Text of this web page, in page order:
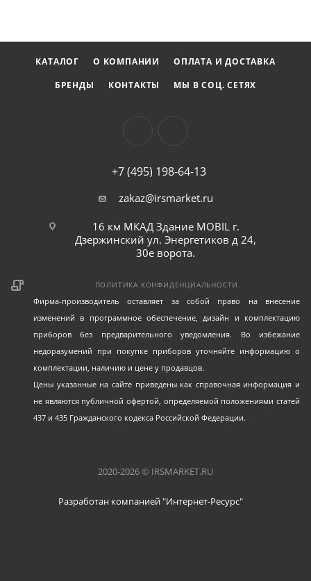
КАТАЛОГ О КОМПАНИИ
ОПЛАТА И ДОСТАВКА
БРЕНДЫ
КОНТАКТЫ МЫ В СОЦ. СЕТЯХ
+7 (495) 198-64-13
zakaz@irsmarket.ru
16 км МКАД Здание MOBIL г.
Дзержинский ул. Энергетиков д 24,
30е ворота.
ПОЛИТИКА КОНФИДЕНЦИАЛЬНОСТИ
Фирма-производитель оставляет за собой право на внесение
изменений в программное обеспечение, дизайн и комплектацию
приборов без предварительного уведомления. Во избежание
недоразумений при покупке приборов уточняйте информацию о
комплектации, наличию и цене у продавцов.
Цены указанные на сайте приведены как справочная информация и
не являются публичной офертой, определяемой положениями статей
437 и 435 Гражданского кодекса Российской Федерации.
2020-2026 © IRSMARKET.RU
Разработан компанией "Интернет-Ресурс"